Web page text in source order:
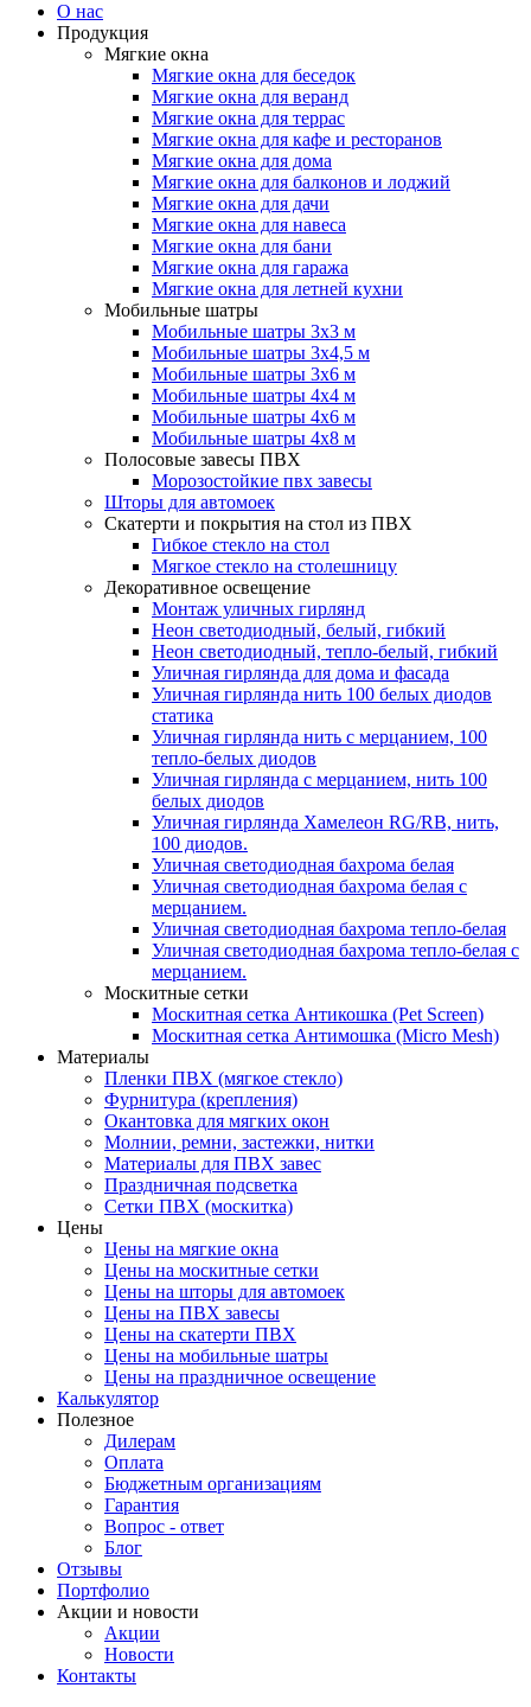
О нас
Продукция
Мягкие окна
Мягкие окна для беседок
Мягкие окна для веранд
Мягкие окна для террас
Мягкие окна для кафе и ресторанов
Мягкие окна для дома
Мягкие окна для балконов и лоджий
Мягкие окна для дачи
Мягкие окна для навеса
Мягкие окна для бани
Мягкие окна для гаража
Мягкие окна для летней кухни
Мобильные шатры
Мобильные шатры 3х3 м
Мобильные шатры 3х4,5 м
Мобильные шатры 3х6 м
Мобильные шатры 4х4 м
Мобильные шатры 4х6 м
Мобильные шатры 4х8 м
Полосовые завесы ПВХ
Морозостойкие пвх завесы
Шторы для автомоек
Скатерти и покрытия на стол из ПВХ
Гибкое стекло на стол
Мягкое стекло на столешницу
Декоративное освещение
Монтаж уличных гирлянд
Неон светодиодный, белый, гибкий
Неон светодиодный, тепло-белый, гибкий
Уличная гирлянда для дома и фасада
Уличная гирлянда нить 100 белых диодов
статика
Уличная гирлянда нить с мерцанием, 100
тепло-белых диодов
Уличная гирлянда с мерцанием, нить 100
белых диодов
Уличная гирлянда Хамелеон RG/RB, нить,
100 диодов.
Уличная светодиодная бахрома белая
Уличная светодиодная бахрома белая с
мерцанием.
Уличная светодиодная бахрома тепло-белая
Уличная светодиодная бахрома тепло-белая с
мерцанием.
Москитные сетки
Москитная сетка Антикошка (Pet Screen)
Москитная сетка Антимошка (Micro Mesh)
Материалы
Пленки ПВХ (мягкое стекло)
Фурнитура (крепления)
Окантовка для мягких окон
Молнии, ремни, застежки, нитки
Материалы для ПВХ завес
Праздничная подсветка
Сетки ПВХ (москитка)
Цены
Цены на мягкие окна
Цены на москитные сетки
Цены на шторы для автомоек
Цены на ПВХ завесы
Цены на скатерти ПВХ
Цены на мобильные шатры
Цены на праздничное освещение
Калькулятор
Полезное
Дилерам
Оплата
Бюджетным организациям
Гарантия
Вопрос - ответ
Блог
Отзывы
Портфолио
Акции и новости
Акции
Новости
Контакты